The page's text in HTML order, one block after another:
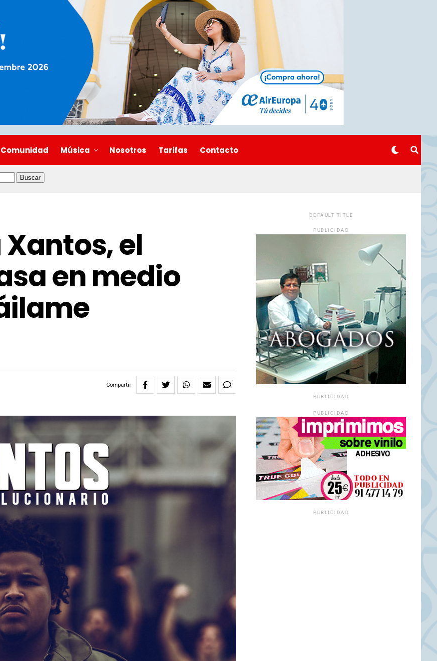
Comunidad Música Nosotros Tarifas Contacto
Xantos, el
en medio
Compartir
DEFAULT TITLE
PUBLICIDAD
PUBLICIDAD
PUBLICIDAD
PUBLICIDAD